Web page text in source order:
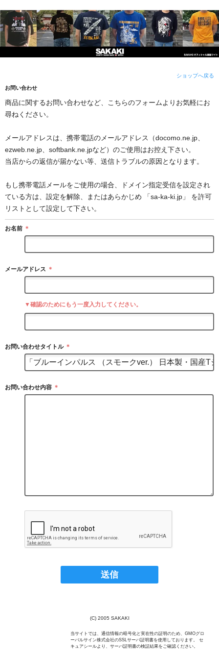
ショップへ戻る
お問い合わせ
商品に関するお問い合わせなど、こちらのフォームよりお気軽にお
尋ねください。
メールアドレスは、携帯電話のメールアドレス（docomo.ne.jp、
ezweb.ne.jp、softbank.ne.jpなど）のご使用はお控え下さい。
当店からの返信が届かない等、送信トラブルの原因となります。
もし携帯電話メールをご使用の場合、ドメイン指定受信を設定され
ている方は、設定を解除、またはあらかじめ 「sa-ka-ki.jp」 を許可
リストとして設定して下さい。
お名前 ＊
メールアドレス ＊
▼確認のためにもう一度入力してください。
お問い合わせタイトル ＊
お問い合わせ内容 ＊
(C) 2005 SAKAKI
当サイトでは、通信情報の暗号化と実在性の証明のため、GMOグロ
ーバルサイン株式会社のSSLサーバ証明書を使用しております。 セ
キュアシールより、サーバ証明書の検証結果をご確認ください。